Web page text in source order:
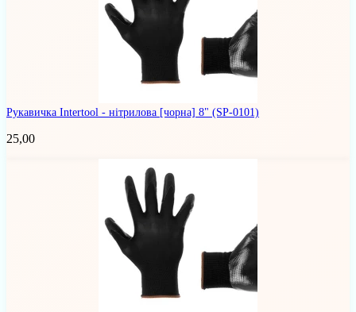
Рукавичка Intertool - нітрилова [чорна] 8" (SP-0101)
25,00